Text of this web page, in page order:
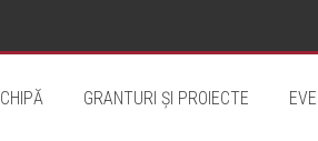
GRANTURI ȘI PROIECTE